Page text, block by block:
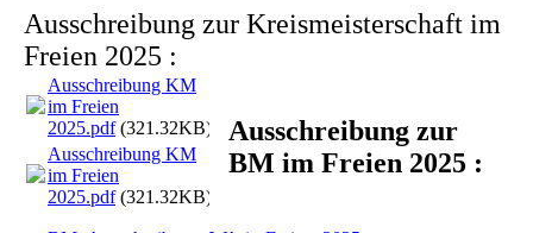
Ausschreibung zur Kreismeisterschaft im
Freien 2025 :
Ausschreibung KM
im Freien
2025.pdf(321.32KB)
Ausschreibung KM
im Freien
2025.pdf(321.32KB)
Ausschreibung zur
BM im Freien 2025 :